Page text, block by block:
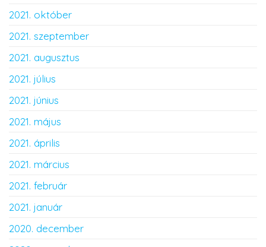
2021. október
2021. szeptember
2021. augusztus
2021. július
2021. június
2021. május
2021. április
2021. március
2021. február
2021. január
2020. december